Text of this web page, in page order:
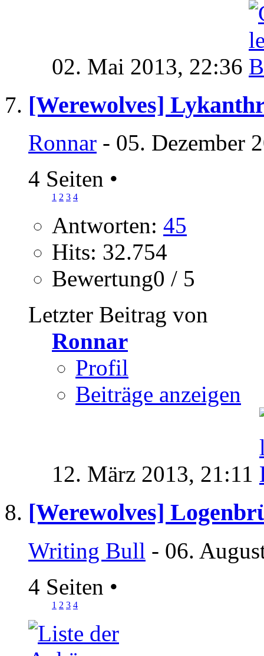
02. Mai 2013, 22:36
[Werewolves]
Ronnar - 05. Dezember
4 Seiten •
1 2 3 4
Antworten: 45
Hits: 32.754
Bewertung0 / 5
Letzter Beitrag von
Ronnar
Profil
Beiträge anzeigen
12. März 2013, 21:11
[Werewolves]
Writing Bull - 06.
4 Seiten •
1 2 3 4